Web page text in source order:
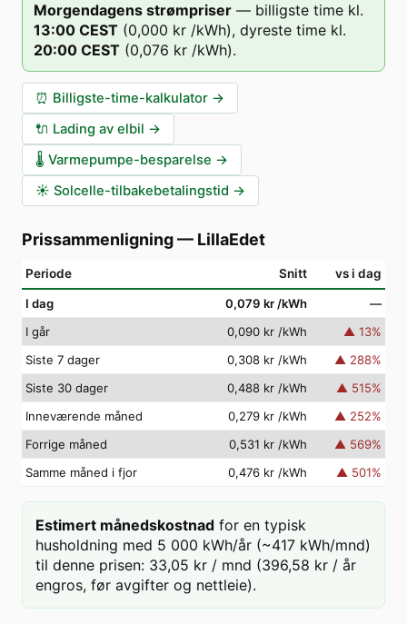
Morgendagens strømpriser — billigste time kl.
13:00 CEST (0,000 kr /kWh), dyreste time kl.
20:00 CEST (0,076 kr /kWh).
⏰ Billigste-time-kalkulator →
🔌 Lading av elbil →
🌡️ Varmepumpe-besparelse →
☀️ Solcelle-tilbakebetalingstid →
Prissammenligning— LillaEdet
Periode Snitt vs i dag
I dag 0,079 kr /kWh
—
I går
0,090 kr /kWh ▲ 13%
Siste 7 dager
0,308 kr /kWh ▲ 288%
Siste 30 dager
0,488 kr /kWh ▲ 515%
Inneværende måned
0,279 kr /kWh ▲ 252%
Forrige måned
0,531 kr /kWh ▲ 569%
Samme måned i fjor
0,476 kr /kWh ▲ 501%
Estimert månedskostnad for en typisk
husholdning med 5 000 kWh/år (~417 kWh/mnd)
til denne prisen: 33,05 kr / mnd (396,58 kr / år
engros, før avgifter og nettleie).